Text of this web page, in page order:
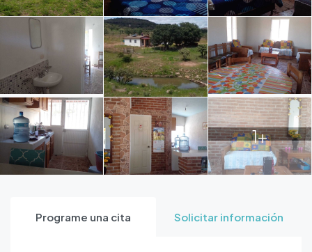
1+
Programe una cita Solicitar información